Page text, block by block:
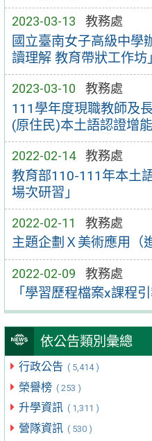
2023-03-13 教務處
國立臺南女子高級中學
讀理解 教育帶狀工作坊」
2023-03-10 教務處
111學年度現職教師及
(原住民)本土語認證增
2022-02-14 教務處
教育部110-111年本土
場次研習」
2022-02-11 教務處
主題企劃Ｘ美術應用（
2022-02-09 教務處
「學習歷程檔案x課程
依公告類別彙總
行政公告 ( 5,414 )
榮譽榜 ( 253 )
升學資訊 ( 1,311 )
營隊資訊 ( 530 )